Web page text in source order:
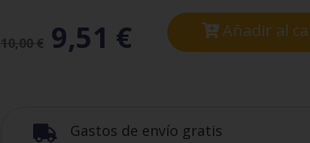
10,00€ 9,51 € Añadir al
 Gastos de envío gratis